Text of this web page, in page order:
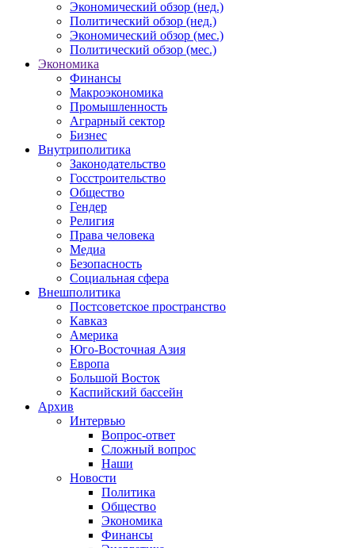
Экономический обзор (нед.)
Политический обзор (нед.)
Экономический обзор (мес.)
Политический обзор (мес.)
Экономика
Финансы
Макроэкономика
Промышленность
Аграрный сектор
Бизнес
Внутриполитика
Законодательство
Госстроительство
Общество
Гендер
Религия
Права человека
Медиа
Безопасность
Социальная сфера
Внешполитика
Постсоветское пространство
Кавказ
Америка
Юго-Восточная Азия
Европа
Большой Восток
Каспийский бассейн
Архив
Интервью
Вопрос-ответ
Сложный вопрос
Наши
Новости
Политика
Общество
Экономика
Финансы